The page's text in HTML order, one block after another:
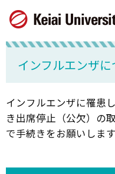
バ
ゲ
ー
シ
ル
ー
シ
ョ
ー
インフルエンザに
インフルエンザに罹患
き出席停止（公欠）の
で手続きをお願いします